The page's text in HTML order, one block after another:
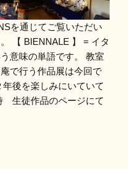
を通じてご覧いただい
【 BIENNALE 】 = イタ
意味の単語です。 教室
で行う作品展は今回で
後を楽しみにいていて
生徒作品のページにて